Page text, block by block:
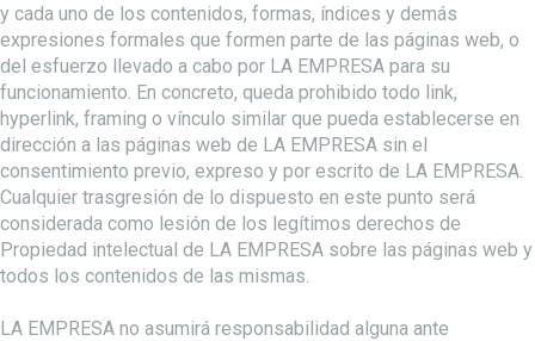
y cada uno de los contenidos, formas, índices y demás
expresiones formales que formen parte de las páginas web, o
del esfuerzo llevado a cabo por LA EMPRESA para su
funcionamiento. En concreto, queda prohibido todo link,
hyperlink, framing o vínculo similar que pueda establecerse en
dirección a las páginas web de LA EMPRESA sin el
consentimiento previo, expreso y por escrito de LA EMPRESA.
Cualquier trasgresión de lo dispuesto en este punto será
considerada como lesión de los legítimos derechos de
Propiedad intelectual de LA EMPRESA sobre las páginas web y
todos los contenidos de las mismas.
LA EMPRESA no asumirá responsabilidad alguna ante